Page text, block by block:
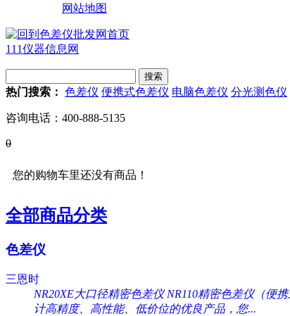
网站地图
111仪器信息网
热门搜索： 色差仪 便携式色差仪 电脑色差仪 分光测色仪
咨询电话： 400-888-5135
0
您的购物车里还没有商品！
全部商品分类
色差仪
三恩时
NR20XE大口径精密色差仪 NR110精密色差仪（便携
计高精度、高性能、低价位的优良产品，您...